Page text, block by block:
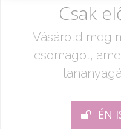
Csak
Vásárold meg
csomagot,
ÉN